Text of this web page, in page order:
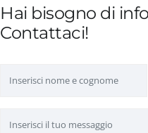
Hai bisogno di
Contattaci!